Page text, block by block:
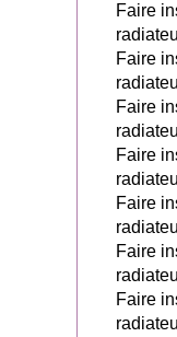
Faire
Faire
Faire
Faire
Faire
Faire
Faire